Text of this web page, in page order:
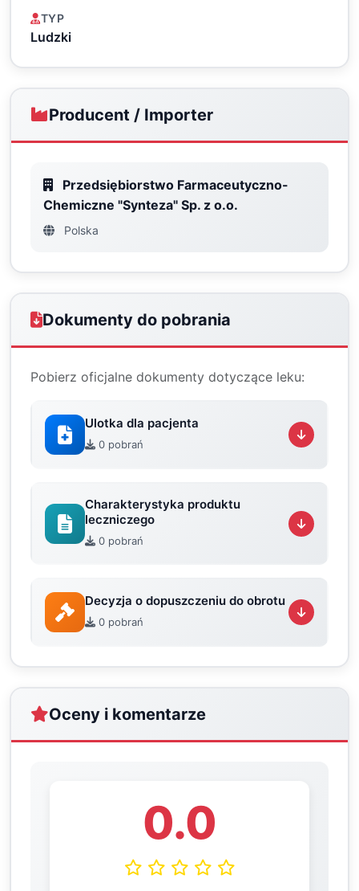
TYP
Ludzki
Producent / Importer
Przedsiębiorstwo Farmaceutyczno-
Chemiczne "Synteza" Sp. z o.o.
Polska
Dokumenty do pobrania
Pobierz oficjalne dokumenty dotyczące leku:
Ulotka dla pacjenta
0 pobrań
Charakterystyka produktu
leczniczego
0 pobrań
Decyzja o dopuszczeniu do obrotu
0 pobrań
Oceny i komentarze
0.0